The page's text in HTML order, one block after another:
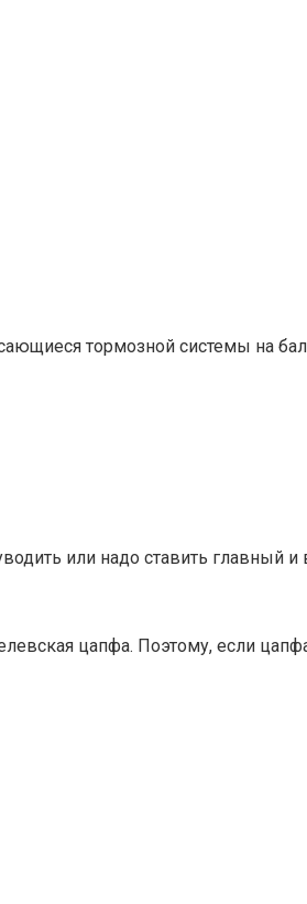
тормозной системы на
или надо ставить главный
цапфа. Поэтому, если